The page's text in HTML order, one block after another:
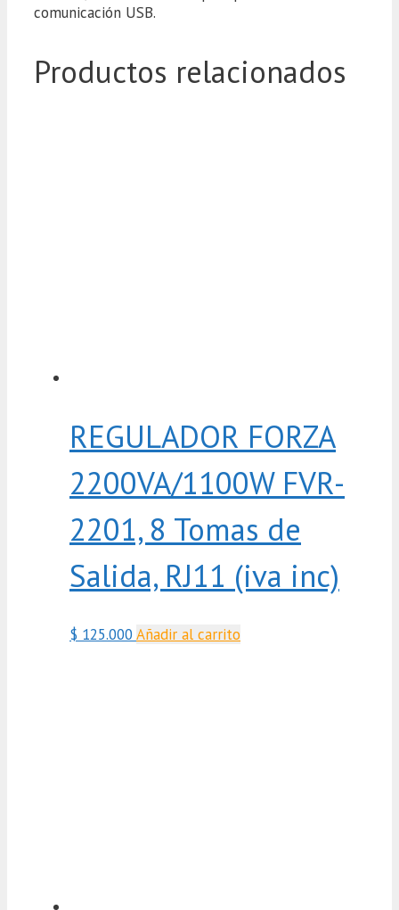
comunicación USB.
Productos relacionados
REGULADOR FORZA
2200VA/1100W FVR-
2201, 8 Tomas de
Salida, RJ11 (iva inc)
$ 125.000 Añadir al carrito